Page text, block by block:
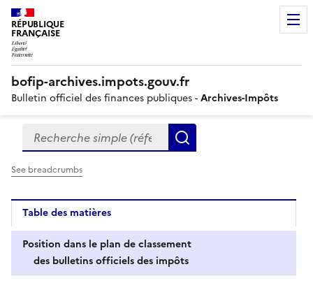
RÉPUBLIQUE
FRANÇAISE
bofip-archives.impots.gouv.fr
Bulletin officiel des finances publiques -Archives-Impôts
Formulaire
de
recherche
Recherche simple (références, mots clés, partie du
See breadcrumbs
Table des matières
Position dans le plan de classement
des bulletins officiels des impôts